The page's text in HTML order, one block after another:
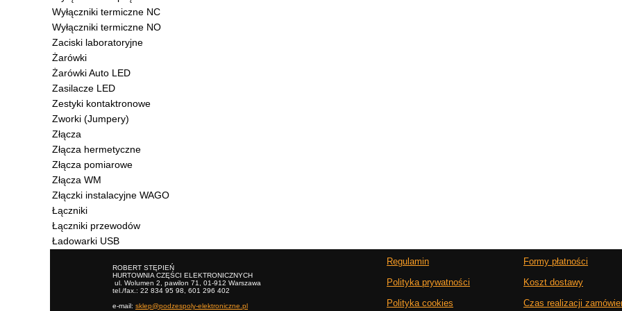
Wyłączniki termiczne NC
Wyłączniki termiczne NO
Zaciski laboratoryjne
Żarówki
Żarówki Auto LED
Zasilacze LED
Zestyki kontaktronowe
Zworki (Jumpery)
Złącza
Złącza hermetyczne
Złącza pomiarowe
Złącza WM
Złączki instalacyjne WAGO
Łączniki
Łączniki przewodów
Ładowarki USB
ROBERT STĘPIEŃ
HURTOWNIA CZĘŚCI ELEKTRONICZNYCH
ul. Wolumen 2, pawilon 71, 01-912 Warszawa
tel./fax.: 22 834 95 98, 601 296 402
e-mail: sklep@podzespoly-elektroniczne.pl
Regulamin
Polityka prywatności
Polityka cookies
Formy płatności
Koszt dostawy
Czas realizacji